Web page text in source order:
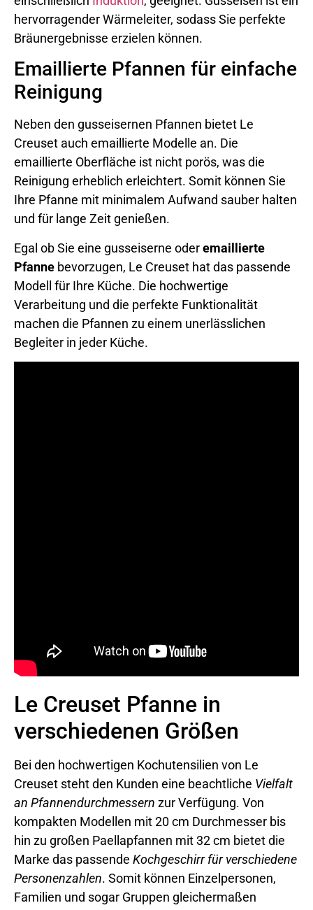
hervorragender Wärmeleiter, sodass Sie perfekte
Bräunergebnisse erzielen können.
Emaillierte Pfannen für einfache
Reinigung
Neben den gusseisernen Pfannen bietet Le
Creuset auch emaillierte Modelle an. Die
emaillierte Oberfläche ist nicht porös, was die
Reinigung erheblich erleichtert. Somit können Sie
Ihre Pfanne mit minimalem Aufwand sauber halten
und für lange Zeit genießen.
Egal ob Sie eine gusseiserne oderemaillierte
Pfanne bevorzugen, Le Creuset hat das passende
Modell für Ihre Küche. Die hochwertige
Verarbeitung und die perfekte Funktionalität
machen die Pfannen zu einem unerlässlichen
Begleiter in jeder Küche.
Le Creuset Pfanne in
verschiedenen Größen
Bei den hochwertigen Kochutensilien von Le
Creuset steht den Kunden eine beachtliche Vielfalt
an Pfannendurchmessern zur Verfügung. Von
kompakten Modellen mit 20 cm Durchmesser bis
hin zu großen Paellapfannen mit 32 cm bietet die
Marke das passende Kochgeschirr für verschiedene
Personenzahlen. Somit können Einzelpersonen,
Familien und sogar Gruppen gleichermaßen